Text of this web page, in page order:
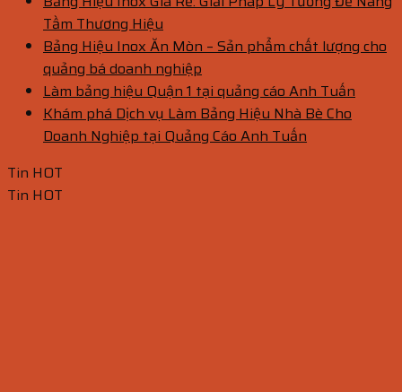
Tầm Thương Hiệu
Bảng Hiệu Inox Ăn Mòn – Sản phẩm chất lượng cho
quảng bá doanh nghiệp
Làm bảng hiệu Quận 1 tại quảng cáo Anh Tuấn
Khám phá Dịch vụ Làm Bảng Hiệu Nhà Bè Cho
Doanh Nghiệp tại Quảng Cáo Anh Tuấn
Tin HOT
Tin HOT